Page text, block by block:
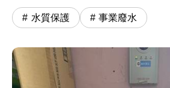
水質保護 事業廢水